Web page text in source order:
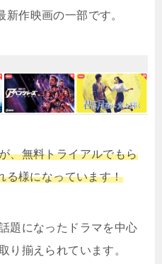
作映画の一部です。
、無料トライアルでもら
る様になっています！
題になったドラマを中心
り揃えられています。